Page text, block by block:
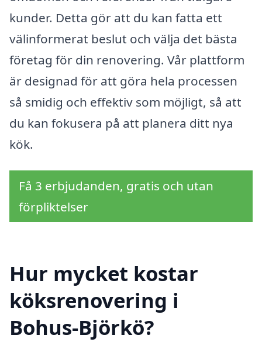
kunder. Detta gör att du kan fatta ett
välinformerat beslut och välja det bästa
företag för din renovering. Vår plattform
är designad för att göra hela processen
så smidig och effektiv som möjligt, så att
du kan fokusera på att planera ditt nya
kök.
Få 3 erbjudanden, gratis och utan
förpliktelser
Hur mycket kostar
köksrenovering i
Bohus-Björkö?